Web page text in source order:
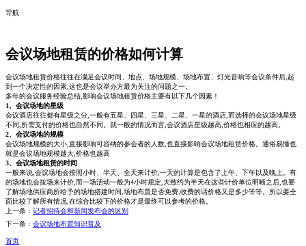
导航
会议场地租赁的价格如何计算
会议场地租赁价格往往在灡足会议时间、地点、场地规模、场地布置、灯光音响等会议条件后,起
到一个决定性的因素,这也是会议举办方最为关注的问题之一。
多年的会议服务经验总结,影响会议场地租赁价格主要有以下几个因素！
1、会议场地的星级
会议酒店往往都有星级之分,一般有五星、四星、三星、二星、一星的酒店,而选择的会议场地星级
不同,所需支付的价格也自然不同。就一般的情况而言,会议酒店星级越高,价格也相应的越高。
2、会议场地的规模
会议场地规模的大小,直接影响可容纳的参会者的人数,也直接影响会议场地租赁价格。通俗易懂也
就是会议场地规模越大,价格也越高
3、会议场地租赁的时间
一般来说,会议场地会按照小时、半天、全天来计价,一天的计算是包含了上午、下午以及晚上。有
的场地也会按场来计价,而一场活动一般为4小时规定,大致约为半天在这些计价单位明晰之后,也要
了解场地供应商所给予的场地搭建时间,场地布置是否免费,收费的话价格又是多少等等。所以要仝
面比较了解所有情况,在综合比较下的价格才是最终可以参考的价格。
上一条： 记者招待会和新闻发布会的区别
下一条： 会议场地布置知识普及
首页